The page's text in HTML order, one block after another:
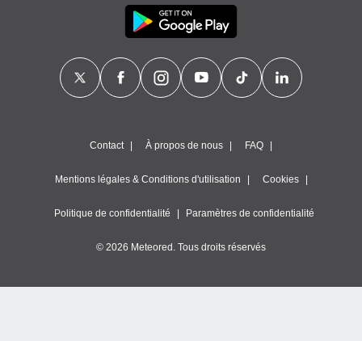
Contact À propos de nous FAQ
Mentions légales & Conditions d'utilisation Cookies
Politique de confidentialité Paramètres de confidentialité
© 2026 Meteored. Tous droits réservés